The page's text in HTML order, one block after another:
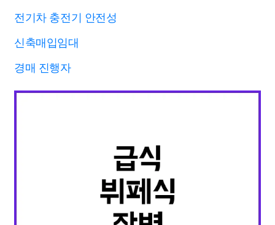
전기차 충전기 안전성
신축매입임대
경매 진행자